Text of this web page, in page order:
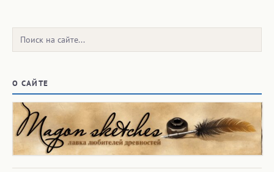
Поиск:
О САЙТЕ